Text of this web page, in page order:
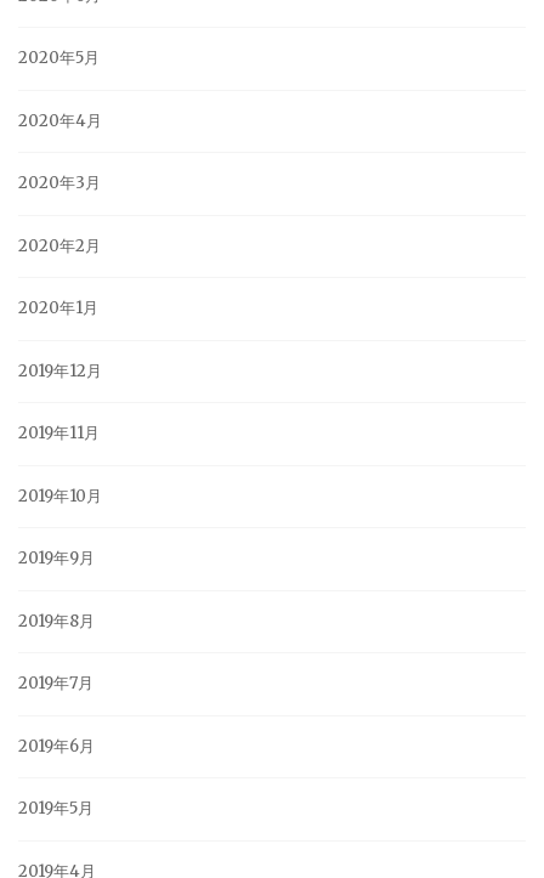
2020年5月
2020年4月
2020年3月
2020年2月
2020年1月
2019年12月
2019年11月
2019年10月
2019年9月
2019年8月
2019年7月
2019年6月
2019年5月
2019年4月